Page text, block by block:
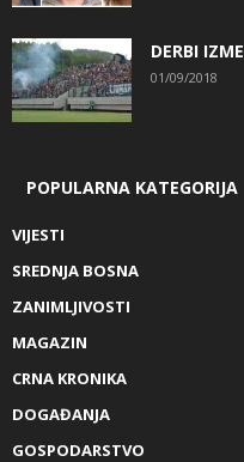
DERBI
01/09/2018
POPULARNA KATEGORIJA
VIJESTI
SREDNJA BOSNA
ZANIMLJIVOSTI
MAGAZIN
CRNA KRONIKA
DOGAĐANJA
GOSPODARSTVO